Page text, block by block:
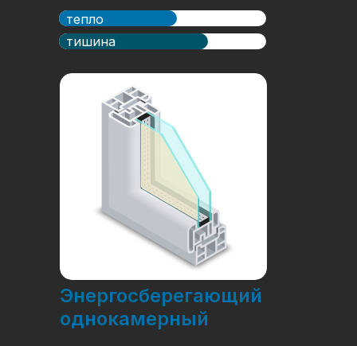
Энергосберегающий
однокамерный
тепло
тишина